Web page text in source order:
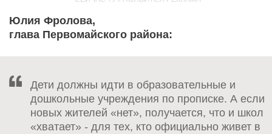
Юлия Фролова,
глава Первомайского района:
Дети должны идти в образовательные и
дошкольные учреждения по прописке. А если
новых жителей «нет», получается, что и школ
«хватает» - для тех, кто официально живет в